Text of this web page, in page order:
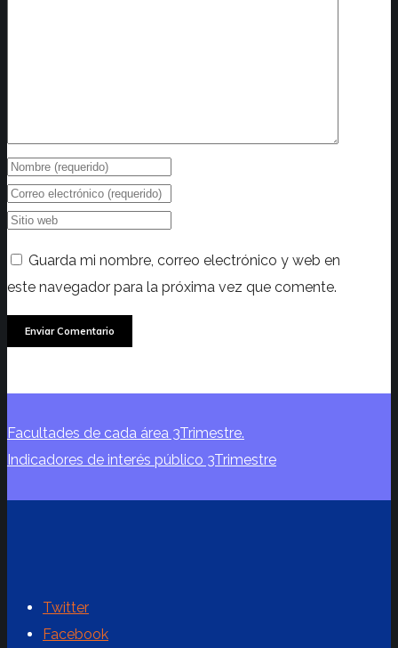
Guarda mi nombre, correo electrónico y web en
este navegador para la próxima vez que comente.
Facultades de cada área 3Trimestre.
Indicadores de interés público 3Trimestre
Twitter
Facebook